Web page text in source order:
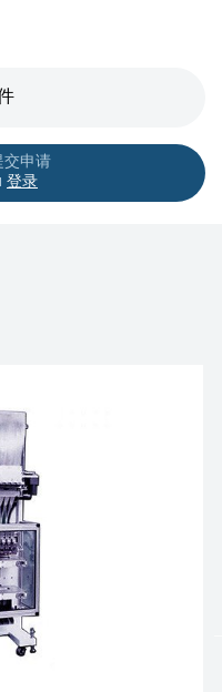
GMP compliant,
gate devices and
交申请
登录